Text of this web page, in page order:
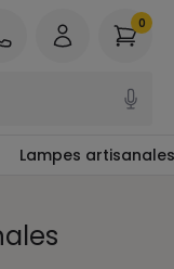
0
Lampes artisanales